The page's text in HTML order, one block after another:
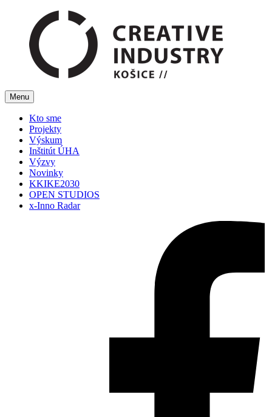
Menu
Kto sme
Projekty
Výskum
Inštitút ÚHA
Výzvy
Novinky
KKIKE2030
OPEN STUDIOS
x-Inno Radar